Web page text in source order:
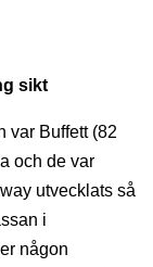
sikt
var Buffett (82
och de var
utvecklats så
i
någon